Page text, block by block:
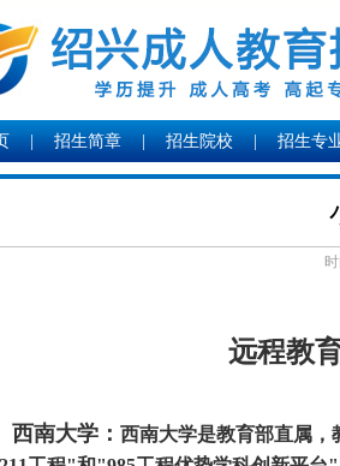
招生简章 招生院校 招生专
远程教
西南大学： 西南大学是教育部直属，